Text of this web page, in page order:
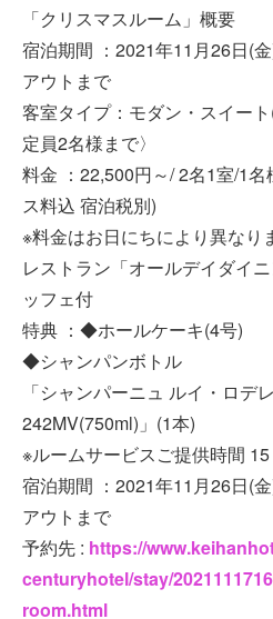
「クリスマスルーム」概要
宿泊期間 ：2021年11月26日(
アウトまで
客室タイプ：モダン・スイー
定員2名様まで〉
料金 ：22,500円～/ 2名1室/1
ス料込 宿泊税別)
※料金はお日にちにより異なり
レストラン「オールデイダイ
ッフェ付
特典 ：◆ホールケーキ(4号)
◆シャンパンボトル
「シャンパーニュ ルイ・ロデ
242MV(750ml)」(1本)
※ルームサービスご提供時間
宿泊期間 ：2021年11月26日(
アウトまで
予約先 : https://
centuryhotel/stay/
room.html